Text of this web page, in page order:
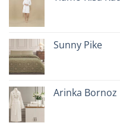
Sunny Pike
Arinka Bornoz